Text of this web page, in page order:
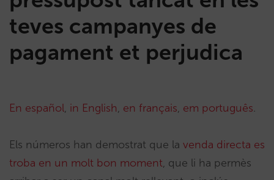
teves campanyes de
pagament et perjudica
En español, in English, en français, em português.
Els números han demostrat que la venda directa es
troba en un molt bon moment, que li ha permès